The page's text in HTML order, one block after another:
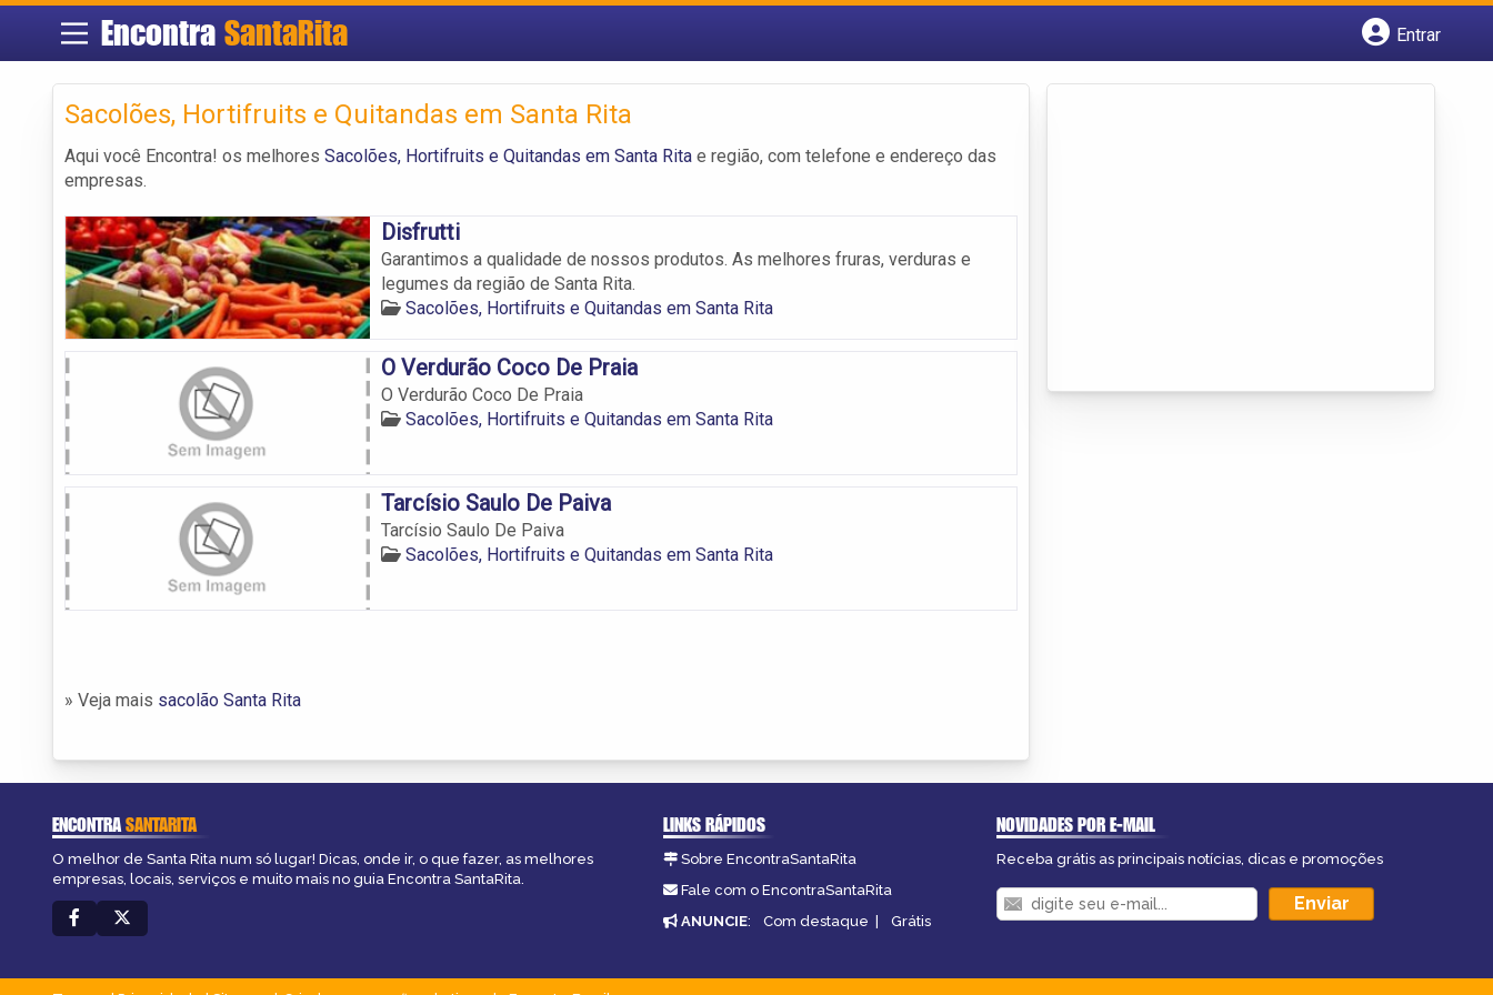
Encontra SantaRita
Entrar
Sacolões, Hortifruits e Quitandas em Santa Rita
Aqui você Encontra! os melhores Sacolões, Hortifruits e Quitandas em Santa Rita e região, com telefone e endereço das
empresas.
Disfrutti
Garantimos a qualidade de nossos produtos. As melhores fruras, verduras e
legumes da região de Santa Rita.
Sacolões, Hortifruits e Quitandas em Santa Rita
O Verdurão Coco De Praia
O Verdurão Coco De Praia
Sacolões, Hortifruits e Quitandas em Santa Rita
Tarcísio Saulo De Paiva
Tarcísio Saulo De Paiva
Sacolões, Hortifruits e Quitandas em Santa Rita
» Veja mais sacolão Santa Rita
ENCONTRASANTARITA
O melhor de Santa Rita num só lugar! Dicas, onde ir, o que fazer, as melhores
empresas, locais, serviços e muito mais no guia Encontra SantaRita.
LINKS RÁPIDOS
Sobre EncontraSantaRita
Fale com o EncontraSantaRita
ANUNCIE: Com destaque | Grátis
NOVIDADES POR E-MAIL
Receba grátis as principais notícias, dicas e promoções